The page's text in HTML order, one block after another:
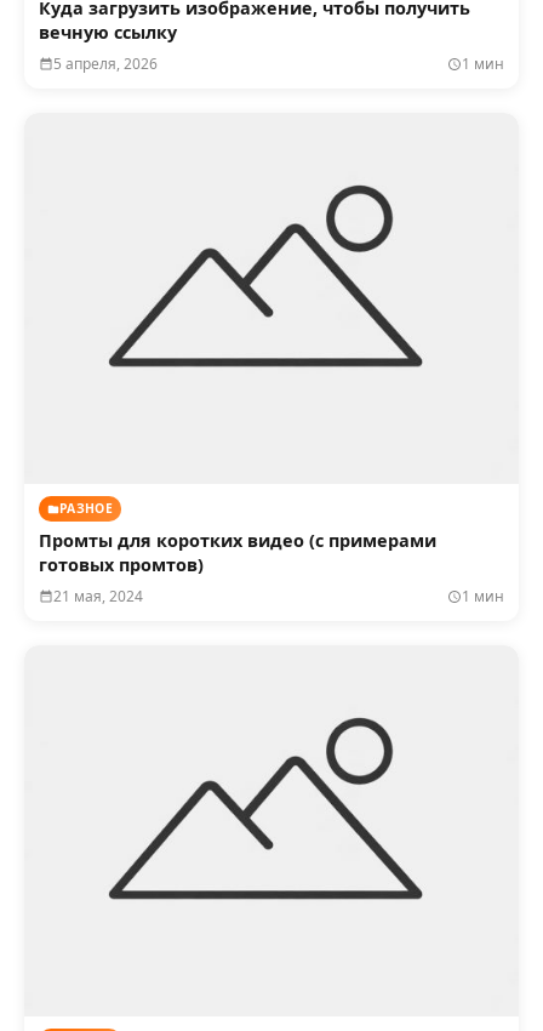
Куда загрузить изображение, чтобы получить
вечную ссылку
5 апреля, 2026 1 мин
РАЗНОЕ
Промты для коротких видео (с примерами
готовых промтов)
21 мая, 2024 1 мин